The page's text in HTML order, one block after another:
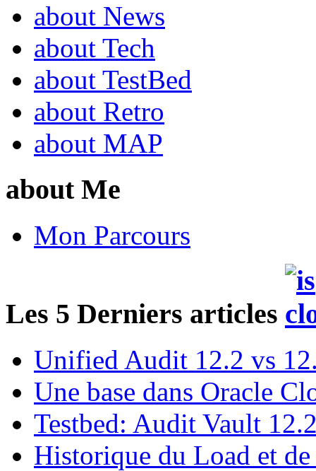
about News
about Tech
about TestBed
about Retro
about MAP
about Me
Mon Parcours
Les 5 Derniers articles
Unified Audit 12.2 vs
Une base dans Oracle
Testbed: Audit Vault
Historique du Load et